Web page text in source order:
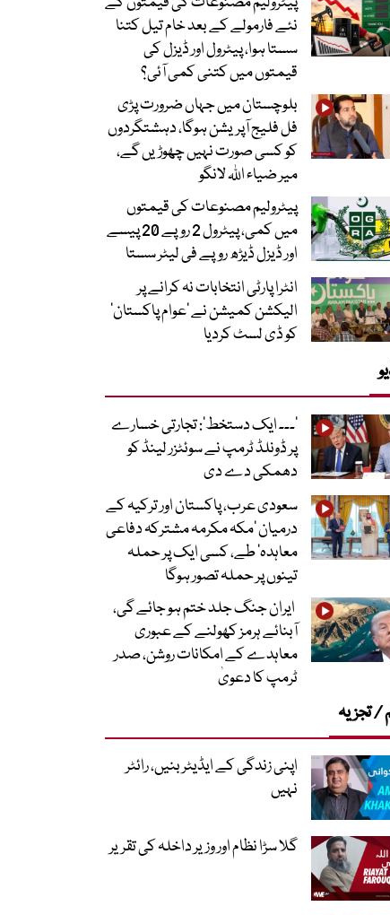
نئے فارمولے کے بعد خام تیل کتنا
سستا ہوا، پیٹرول اور ڈیزل کی
قیمتوں میں کتنی کمی آئی؟
بلوچستان میں جہاں ضرورت پڑی
فل فلیج آپریشن ہوگا، دہشتگردوں
کو کسی صورت نہیں چھوڑیں گے،
میر ضیاء اللہ لانگو
پیٹرولیم مصنوعات کی قیمتوں
میں کمی، پیٹرول 2 روپے 20 پیسے
اور ڈیزل ڈیڑھ روپے فی لیٹر سستا
انٹرا پارٹی انتخابات نہ کرانے پر
الیکشن کمیشن نے ’عوام پاکستان‘
کو ڈی لسٹ کردیا
’۔۔۔ ایک دستخط‘: تجارتی خسارے
پر ڈونلڈ ٹرمپ نے سوئٹزر لینڈ کو
دھمکی دے دی
سعودی عرب، پاکستان اور ترکیہ کے
درمیان ’مکہ مکرمہ مشترکہ دفاعی
معاہدہ‘ طے، کسی ایک پر حملہ
تینوں پر حملہ تصور ہوگا
ایران جنگ جلد ختم ہو جائے گی،
آبنائے ہرمز کھولنے کے عبوری
معاہدے کے امکانات روشن، صدر
ٹرمپ کا دعویٰ
/ تجزیہ
اپنی زندگی کے ایڈیٹر بنیں، رائٹر
نہیں
گلا سڑا نظام اور وزیر داخلہ کی تقریر